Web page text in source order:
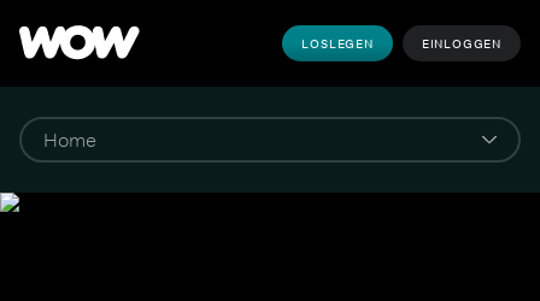
LOSLEGEN EINLOGGEN